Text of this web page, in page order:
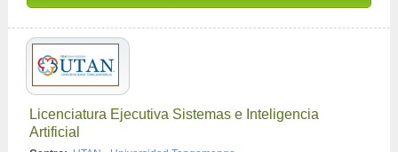
Licenciatura Ejecutiva Sistemas e Inteligencia
Artificial